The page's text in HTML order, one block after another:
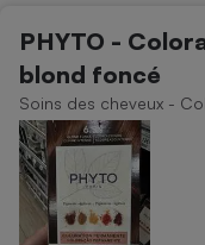
PHYTO -
blond foncé
Soins des cheveux -